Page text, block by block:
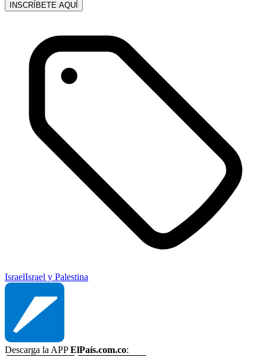
INSCRÍBETE AQUÍ
IsraelIsrael y Palestina
Descarga la APPElPaís.com.co: